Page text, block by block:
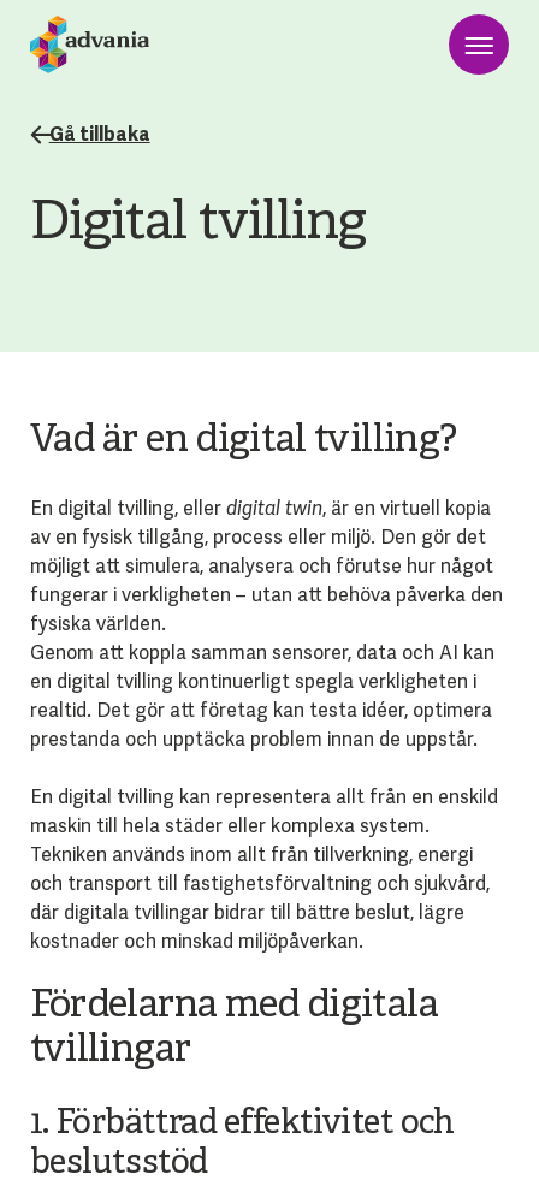
Gå tillbaka
Digital tvilling
Vad är en digital tvilling?
En digital tvilling, ellerdigital twin, är en virtuell kopia
av en fysisk tillgång, process eller miljö. Den gör det
möjligt att simulera, analysera och förutse hur något
fungerar i verkligheten – utan att behöva påverka den
fysiska världen.
Genom att koppla samman sensorer, data och AI kan
en digital tvilling kontinuerligt spegla verkligheten i
realtid. Det gör att företag kan testa idéer, optimera
prestanda och upptäcka problem innan de uppstår.
En digital tvilling kan representera allt från en enskild
maskin till hela städer eller komplexa system.
Tekniken används inom allt från tillverkning, energi
och transport till fastighetsförvaltning och sjukvård,
där digitala tvillingar bidrar till bättre beslut, lägre
kostnader och minskad miljöpåverkan.
Fördelarna med digitala
tvillingar
1. Förbättrad effektivitet och
beslutsstöd